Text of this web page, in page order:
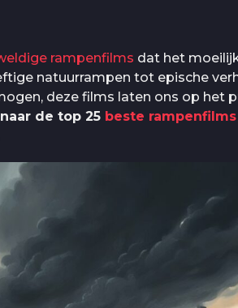
rampenfilms dat het
natuurrampen tot epische
deze films laten ons op het
de top 25 beste rampenfilms